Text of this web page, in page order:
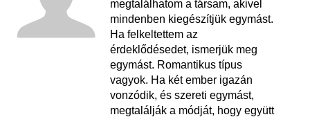
megtalálhatom a társam, akivel
mindenben kiegészítjük egymást.
Ha felkeltettem az
érdeklődésedet, ismerjük meg
egymást. Romantikus típus
vagyok. Ha két ember igazán
vonzódik, és szereti egymást,
megtalálják a módját, hogy együtt